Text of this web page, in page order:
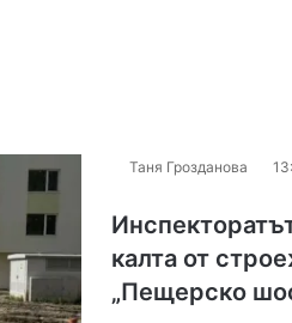
Таня Грозданова
калта от
„Пещерско